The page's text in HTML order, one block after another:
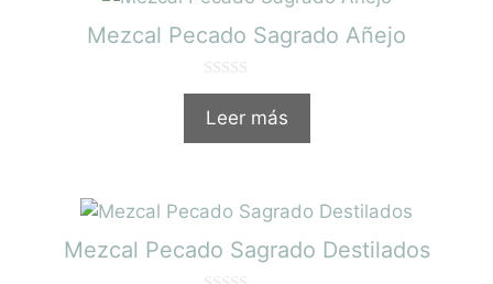
Mezcal Pecado Sagrado Añejo
0
d
eLeer más
Mezcal Pecado Sagrado Destilados